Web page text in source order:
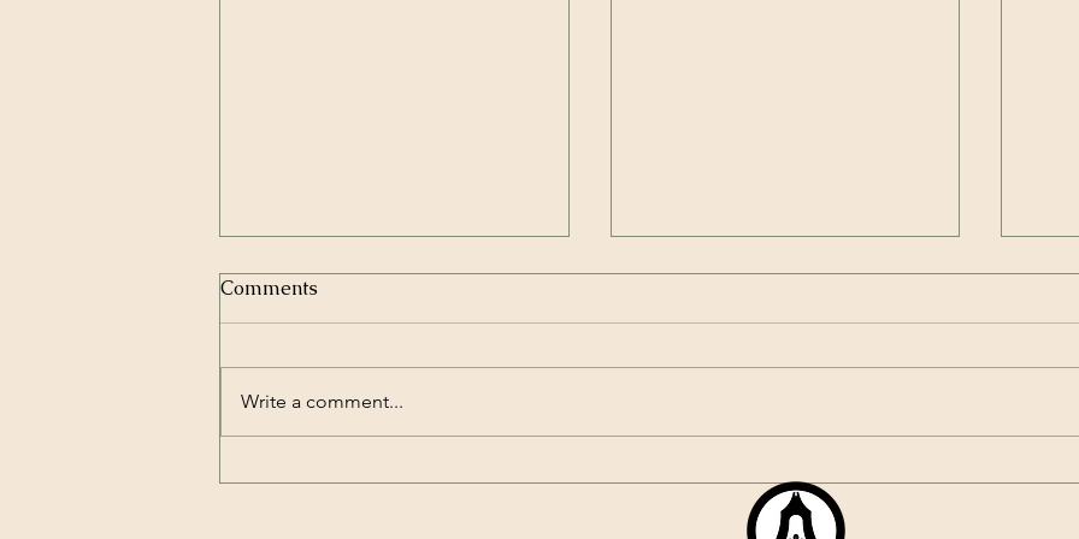
Sogetsu Los Angeles
40Year's Anniversary Event
Comments
Write a comment...